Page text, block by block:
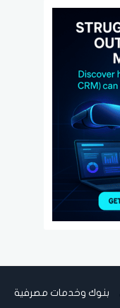
بنوك وخدمات مصرفية